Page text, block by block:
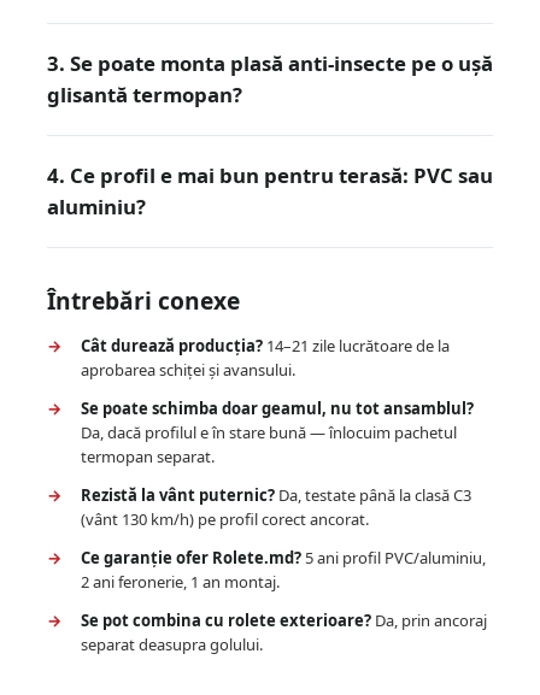
3. Se poate monta plasă anti-insecte pe o ușă
glisantă termopan?
4. Ce profil e mai bun pentru terasă: PVC sau
aluminiu?
Întrebări conexe
Cât durează producția? 14–21 zile lucrătoare de la
aprobarea schiței și avansului.
Se poate schimba doar geamul, nu tot ansamblul?
Da, dacă profilul e în stare bună — înlocuim pachetul
termopan separat.
Rezistă la vânt puternic? Da, testate până la clasă C3
(vânt 130 km/h) pe profil corect ancorat.
Ce garanție ofer Rolete.md? 5 ani profil PVC/aluminiu,
2 ani feronerie, 1 an montaj.
Se pot combina cu rolete exterioare? Da, prin ancoraj
separat deasupra golului.